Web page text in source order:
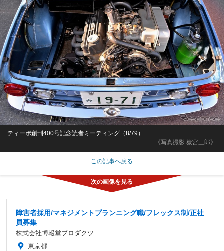
《写真撮影 嶽宮三郎》
ティーポ創刊400号記念読者ミーティング（8/79）
この記事へ戻る
障害者採用/マネジメントプランニング職/フレックス制/正社
員募集
株式会社博報堂プロダクツ
東京都